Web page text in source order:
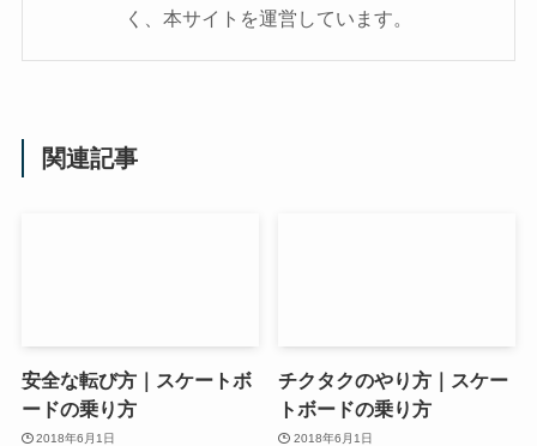
く、本サイトを運営しています。
関連記事
安全な転び方｜スケートボ
ードの乗り方
2018年6月1日
チクタクのやり方｜スケー
トボードの乗り方
2018年6月1日